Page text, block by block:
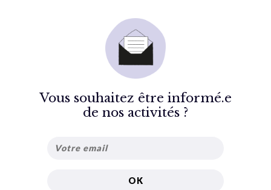
Vous souhaitez être informé.e
de nos activités ?